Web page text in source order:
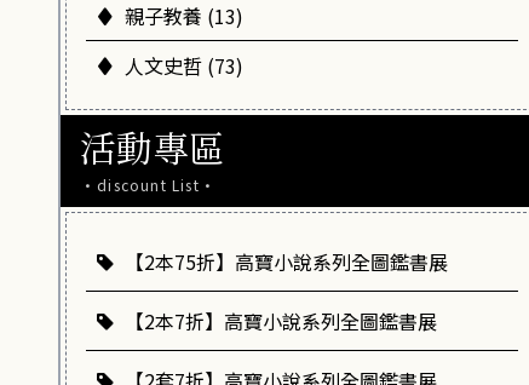
親子教養 (13)
人文史哲 (73)
活動專區
·discount List·
【2本75折】高寶小說系列全圖鑑書展
【2本7折】高寶小說系列全圖鑑書展